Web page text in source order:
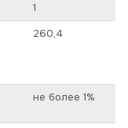
1
260,4
не более 1%